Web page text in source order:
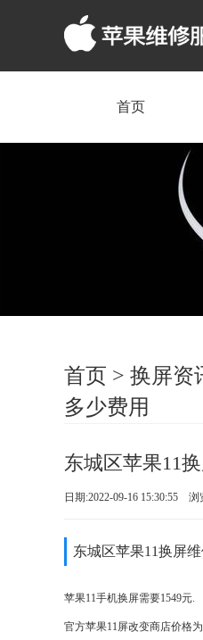
首页
首页 > 换屏资
多少费用
东城区苹果11
日期:2022-09-16 15:30:55 浏
东城区苹果11换屏
苹果11手机换屏需要1549元.
官方苹果11屏改变商店价格